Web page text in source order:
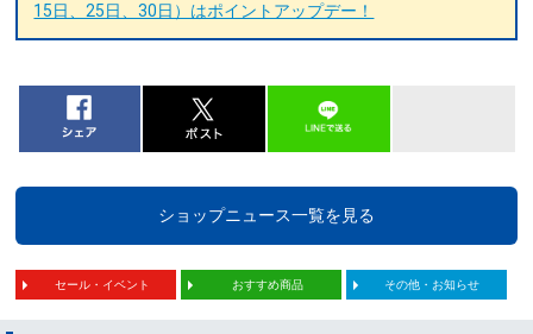
15日、25日、30日）はポイントアップデー！
ショップニュース一覧を見る
セール・イベント おすすめ商品 その他・お知らせ